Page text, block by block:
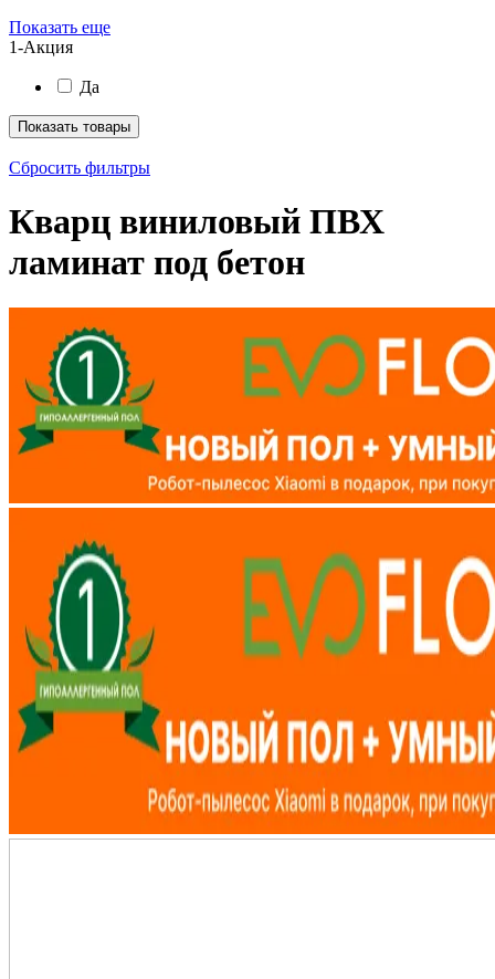
Показать еще
1-Акция
Да
Показать товары
Сбросить фильтры
Кварц виниловый ПВХ
ламинат под бетон